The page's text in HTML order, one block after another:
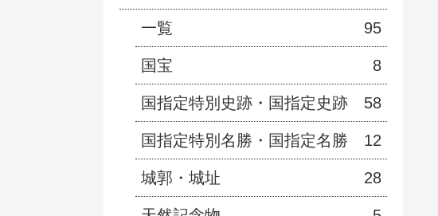
一覧 95
国宝 8
国指定特別史跡・国指定史跡 58
国指定特別名勝・国指定名勝 12
城郭・城址 28